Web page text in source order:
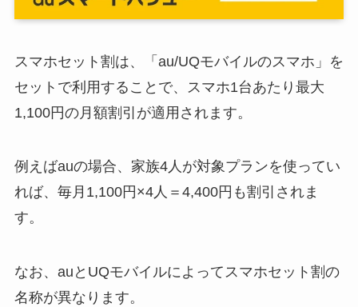
スマホセット割は、「au/UQモバイルのスマホ」を
セットで利用することで、スマホ1台あたり最大
1,100円の月額割引が適用されます。
例えばauの場合、家族4人が対象プランを使ってい
れば、毎月1,100円×4人＝4,400円も割引されま
す。
なお、auとUQモバイルによってスマホセット割の
名称が異なります。